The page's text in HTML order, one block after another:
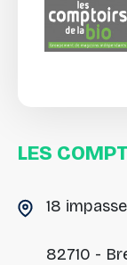
LES
18
82710 -